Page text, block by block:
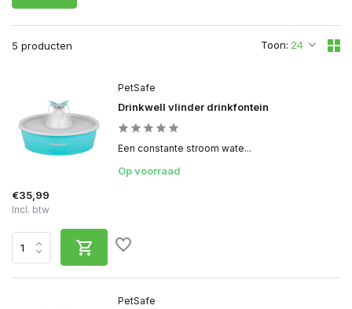
5 producten Toon:
PetSafe
PetSafe
Drinkwell vlinder drinkfontein
Een constante stroom wate...
Op voorraad
€35,99
Incl. btw